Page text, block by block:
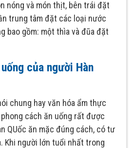
nóng và món thịt, bên trái đặt
trung tâm đặt các loại nước
bao gồm: một thìa và đũa đặt
của người Hàn
chung hay văn hóa ẩm thực
cách ăn uống rất được
QUốc ăn mặc đúng cách, có tư
Khi người lớn tuổi nhất trong